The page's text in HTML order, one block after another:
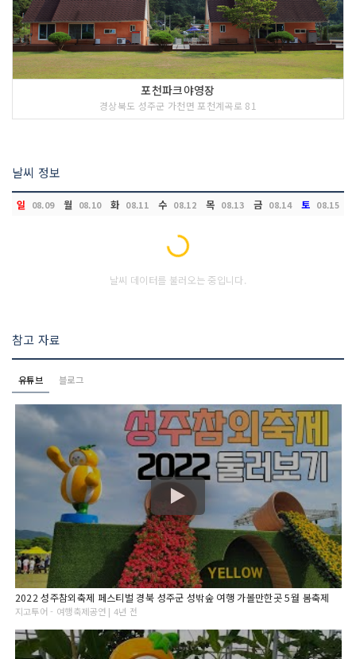
포천파크야영장
경상북도 성주군 가천면 포천계곡로 81
날씨 정보
일 08.09 월 08.10 화 08.11 수 08.12 목 08.13 금 08.14 토 08.15
Loading...
날씨 데이터를 불러오는 중입니다.
참고 자료
유튜브 블로그
2022 성주참외축제 페스티벌 경북 성주군 성밖숲 여행 가볼만한곳 5월 봄축제
지고투어 - 여행축제공연 | 4년 전